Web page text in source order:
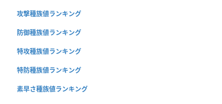
攻撃種族値ランキング
防御種族値ランキング
特攻種族値ランキング
特防種族値ランキング
素早さ種族値ランキング